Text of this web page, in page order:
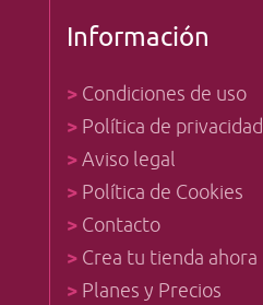
Información
> Condiciones de uso
> Política de privacidad
>Aviso legal
> Política de Cookies
> Contacto
> Crea tu tienda ahora
> Planes y Precios